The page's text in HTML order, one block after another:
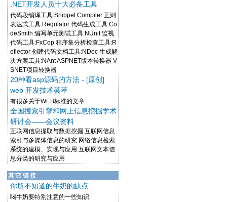
.NET开发人员十大必备工具
代码段编译工具:Snippet Compiler 正则
表达式工具:Regulator 代码生成工具:Co
deSmith 编写单元测试工具:NUnit 监视
代码工具:FxCop 程序集分析检查工具:R
eflector 创建代码文档工具:NDoc 生成解
决方案工具:NAnt ASPNET版本转换器 V
SNET项目转换器
20种看asp源码的方法 - [原创]
web 开发技术荟萃
有很多关于WEB标准的文章
全国搜索引擎和网上信息挖掘学术
研讨会——会议资料
互联网信息提取与数据挖掘 互联网信息
索引与多媒体信息的研究 网络信息检索
系统的建模、实现与应用 互联网文本信
息分类的研究与应用
其它链接
你所不知道的牛奶的缺点
喝牛奶要特别注意的一些知识